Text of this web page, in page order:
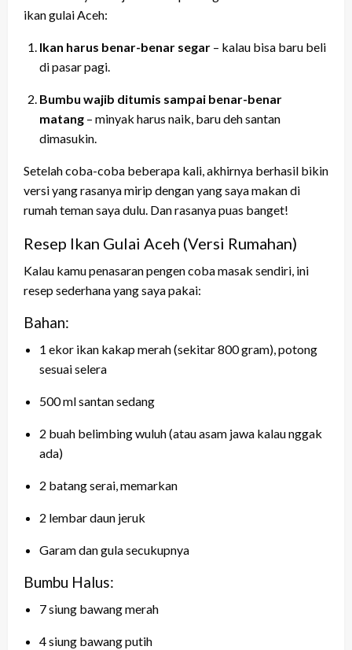
ikan gulai Aceh:
Ikan harus benar-benar segar – kalau bisa baru beli
di pasar pagi.
Bumbu wajib ditumis sampai benar-benar
matang – minyak harus naik, baru deh santan
dimasukin.
Setelah coba-coba beberapa kali, akhirnya berhasil bikin
versi yang rasanya mirip dengan yang saya makan di
rumah teman saya dulu. Dan rasanya puas banget!
Resep Ikan Gulai Aceh (Versi Rumahan)
Kalau kamu penasaran pengen coba masak sendiri, ini
resep sederhana yang saya pakai:
Bahan:
1 ekor ikan kakap merah (sekitar 800 gram), potong
sesuai selera
500 ml santan sedang
2 buah belimbing wuluh (atau asam jawa kalau nggak
ada)
2 batang serai, memarkan
2 lembar daun jeruk
Garam dan gula secukupnya
Bumbu Halus:
7 siung bawang merah
4 siung bawang putih